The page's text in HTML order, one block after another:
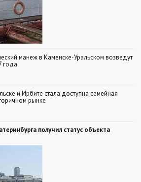
манеж в Каменске-Уральском возведут
года
и Ирбите стала доступна семейная
рынке
получил статус объекта